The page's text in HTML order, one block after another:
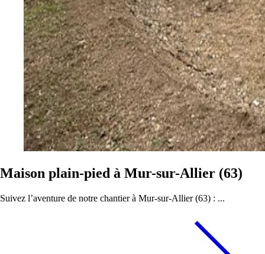
Maison plain-pied à Mur-sur-Allier (63)
Suivez l’aventure de notre chantier à Mur-sur-Allier (63) : ...